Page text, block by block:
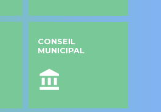
CONSEIL
MUNICIPAL
account_balance